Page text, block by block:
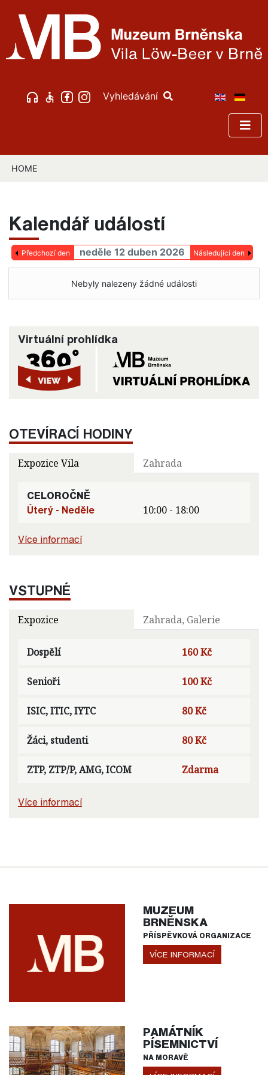
Vyhledávání
HOME
Kalendář událostí
Předchozí den neděle 12 duben 2026 Následující den
Nebyly nalezeny žádné události
Virtuální prohlídka
OTEVÍRACÍ HODINY
Expozice Vila Zahrada
CELOROČNĚ
Úterý - Neděle
10:00 - 18:00
Více informací
VSTUPNÉ
Expozice Zahrada, Galerie
Dospělí 160 Kč
Senioři 100 Kč
ISIC, ITIC, IYTC 80 Kč
Žáci, studenti 80 Kč
ZTP, ZTP/P, AMG, ICOM Zdarma
Více informací
MUZEUM
BRNĚNSKA
PŘÍSPĚVKOVÁ ORGANIZACE
VÍCE INFORMACÍ
PAMÁTNÍK
PÍSEMNICTVÍ
NA MORAVĚ